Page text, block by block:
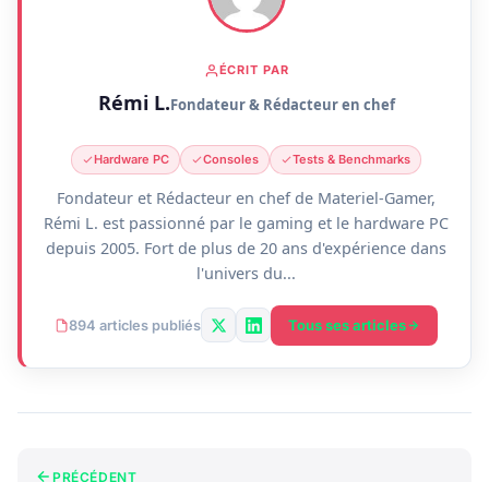
ÉCRIT PAR
Rémi L.Fondateur & Rédacteur en chef
Hardware PC Consoles Tests & Benchmarks
Fondateur et Rédacteur en chef de Materiel-Gamer,
Rémi L. est passionné par le gaming et le hardware PC
depuis 2005. Fort de plus de 20 ans d'expérience dans
l'univers du...
894 articles publiés Tous ses articles
PRÉCÉDENT